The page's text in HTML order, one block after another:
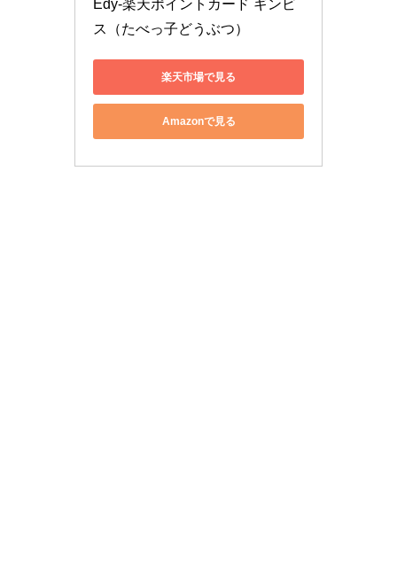
Edy-楽天ポイントカード ギンビ
ス（たべっ子どうぶつ）
楽天市場で見る
Amazonで見る